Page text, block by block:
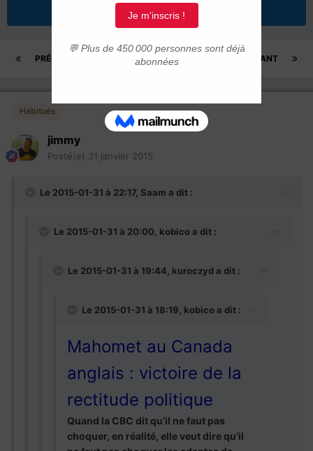
Répondre à ce sujet
PRÉCÉDENT SUIVANT
Page 8 sur 14
Habitués
jimmy
Posté(e) 31 janvier 2015
Le 2015-01-31 à 22:17, Saam a dit :
Le 2015-01-31 à 20:00, kobico a dit :
Le 2015-01-31 à 19:44, kuroczyd a dit :
Le 2015-01-31 à 18:19, kobico a dit :
Mahomet au Canada
anglais : victoire de la
rectitude politique
Quand la CBC dit qu’il ne faut pas
choquer, en réalité, elle veut dire qu’il